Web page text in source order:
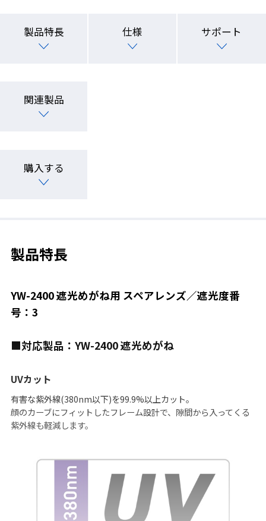
製品特長 仕様 サポート
関連製品
購入する
製品特長
YW-2400 遮光めがね用 スペアレンズ／遮光度番
号：3
■対応製品：YW-2400 遮光めがね
UVカット
有害な紫外線(380nm以下)を99.9%以上カット。
顔のカーブにフィットしたフレーム設計で、隙間から入ってくる
紫外線も軽減します。